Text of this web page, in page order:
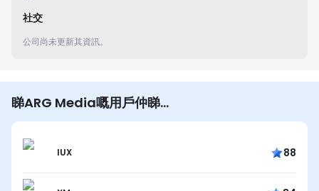
社交
公司尚未更新其資訊。
睇ARG Media嘅用戶仲睇…
IUX 88